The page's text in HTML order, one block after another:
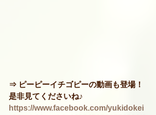
⇒ ピーピーイチゴピーの動画も登場！
是非見てくださいね♪
https://www.facebook.com/yukidokei